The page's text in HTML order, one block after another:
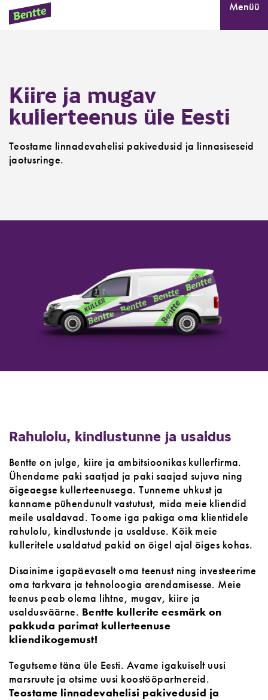
Menüü
Kiire ja mugav
kullerteenus üle Eesti
Teostame linnadevahelisi pakivedusid ja linnasiseseid
jaotusringe.
Rahulolu, kindlustunne ja usaldus
Bentte on julge, kiire ja ambitsioonikas kullerfirma.
Ühendame paki saatjad ja paki saajad sujuva ning
õigeaegse kullerteenusega. Tunneme uhkust ja
kanname pühendunult vastutust, mida meie kliendid
meile usaldavad. Toome iga pakiga oma klientidele
rahulolu, kindlustunde ja usalduse. Kõik meie
kulleritele usaldatud pakid on õigel ajal õiges kohas.
Disainime igapäevaselt oma teenust ning investeerime
oma tarkvara ja tehnoloogia arendamisesse. Meie
teenus peab olema lihtne, mugav, kiire ja
usaldusväärne. Bentte kullerite eesmärk on
pakkuda parimat kullerteenuse
kliendikogemust!
Tegutseme täna üle Eesti. Avame igakuiselt uusi
marsruute ja otsime uusi koostööpartnereid.
Teostame linnadevahelisi pakivedusid ja